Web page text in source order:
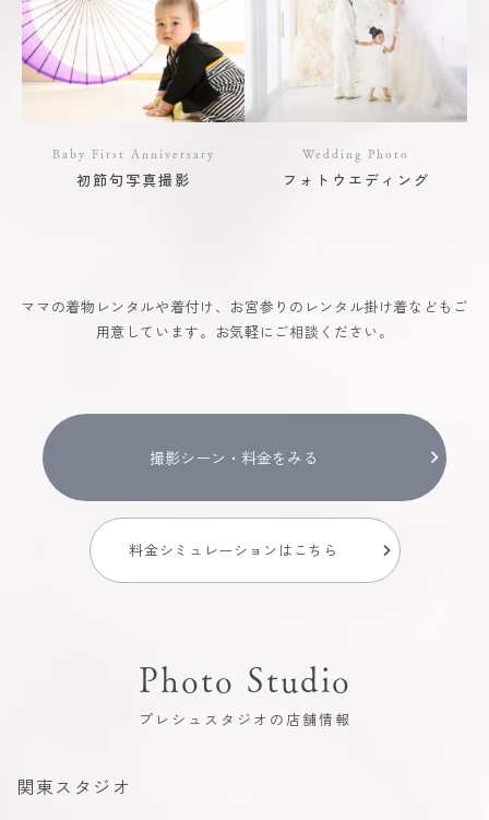
Baby First Anniversary
初節句写真撮影
Wedding Photo
フォトウエディング
ママの着物レンタルや着付け、お宮参りのレンタル掛け着などもご
用意しています。お気軽にご相談ください。
撮影シーン・料金をみる
料金シミュレーションはこちら
Photo Studio
プレシュスタジオの店舗情報
関東スタジオ